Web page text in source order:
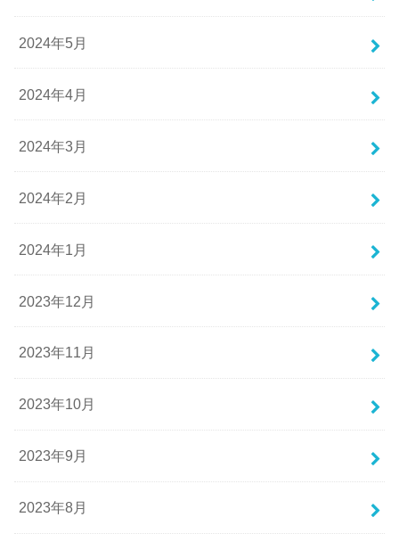
2024年5月
2024年4月
2024年3月
2024年2月
2024年1月
2023年12月
2023年11月
2023年10月
2023年9月
2023年8月